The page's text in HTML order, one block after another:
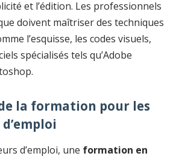
et l’édition. Les professionnels
doivent maîtriser des techniques
l’esquisse, les codes visuels,
spécialisés tels qu’Adobe
la formation pour les
d’emploi, une formation en